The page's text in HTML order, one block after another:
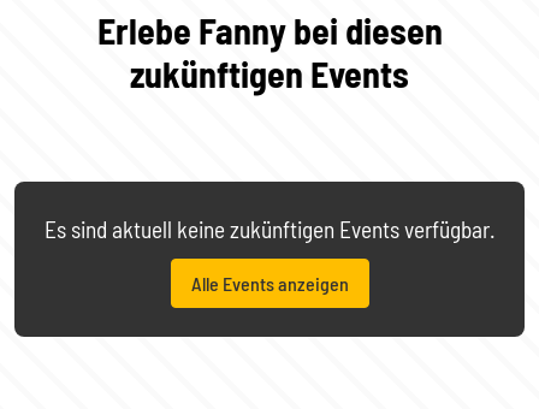
Erlebe Fanny bei diesen
zukünftigen Events
Es sind aktuell keine zukünftigen Events verfügbar.
Alle Events anzeigen